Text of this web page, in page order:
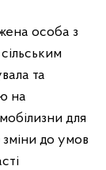
особа з
та
на
для
зміни до умов